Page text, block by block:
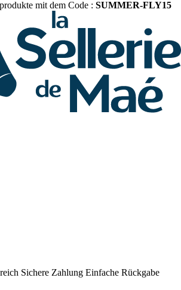
mit dem Code : SUMMER-FLY15
Sichere Zahlung Einfache Rückgabe